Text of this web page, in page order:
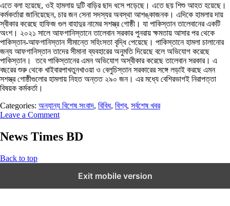
এতে বলা হয়েছে, ওই হামলায় দুটি বাড়ির ছাদ ধসে পড়েছে। এতে ছয় শিশু আহত হয়েছে।
কর্মকর্তারা জানিয়েছেন, চার জন সেনা সদস্যর অবস্থা আশঙ্কাজনক। এদিকে হামলার দায়
স্বীকার করেছে হাফিজ গুল বাহাদুর নামের সশস্ত্র গোষ্ঠী। যা পাকিস্তান তালেবানের একটি
অংশ। ২০২১ সালে আফগানিস্তানে তালেবান সরকার পুনরায় ক্ষমতায় আসার পর থেকে
পাকিস্তান-আফগানিস্তান সীমান্তে সহিংসতা বৃদ্ধি পেয়েছে। পাকিস্তানে হামলা চালানোর
জন্য আফগানিস্তান তাদের সীমানা ব্যবহারের অনুমতি দিয়েছে বলে অভিযোগ করেছে
পাকিস্তান। তবে পাকিস্তানের এমন অভিযোগ অস্বীকার করেছে তালেবান সরকার। এ
বছরের শুরু থেকে খাইবারপাখতুনখাওয়া ও বেলুচিস্তান সরকারের সঙ্গে লড়াই করছে এমন
সশস্ত্র গোষ্ঠীগুলোর হামলায় নিহত অন্তত ২৯০ জন। এর মধ্যে বেশিরভাগই নিরাপত্তা
বিষয়ক কর্মকর্তা।
Categories: অন্যান্য বিশেষ সংবাদ, বিবিধ, বিশ্ব, সর্বশেষ খবর
Leave a Comment
News Times BD
Back to top
Exit mobile version